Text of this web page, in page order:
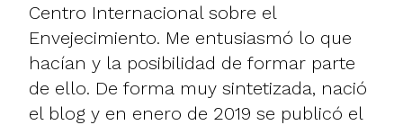
Centro Internacional sobre el
Envejecimiento. Me entusiasmó lo que
hacían y la posibilidad de formar parte
de ello. De forma muy sintetizada, nació
el blog y en enero de 2019 se publicó el